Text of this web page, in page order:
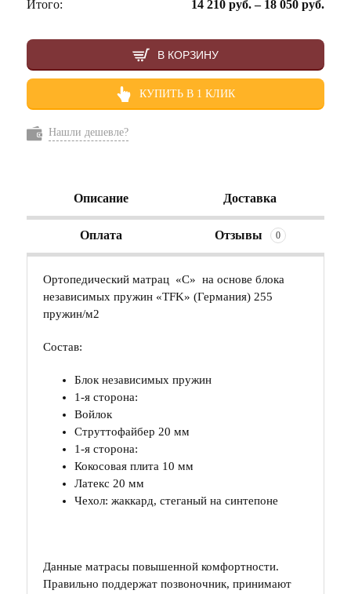
Итого: 14 210 руб.– 18 050 руб.
В КОРЗИНУ
КУПИТЬ В 1 КЛИК
Нашли дешевле?
Описание Доставка
Оплата Отзывы 0
Ортопедический матрац «С» на основе блока
независимых пружин «TFK» (Германия) 255
пружин/м2
Состав:
Блок независимых пружин
1-я сторона:
Войлок
Струттофайбер 20 мм
1-я сторона:
Кокосовая плита 10 мм
Латекс 20 мм
Чехол: жаккард, стеганый на синтепоне
Данные матрасы повышенной комфортности.
Правильно поддержат позвоночник, принимают